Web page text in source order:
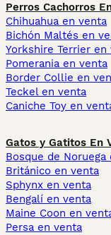
Perros Cachorros
Chihuahua en venta
Bichón Maltés en
Yorkshire Terrier en
Pomerania en venta
Border Collie en
Teckel en venta
Caniche Toy en
Gatos y Gatitos En
Bosque de Noruega
Británico en venta
Sphynx en venta
Bengalí en venta
Maine Coon en
Persa en venta